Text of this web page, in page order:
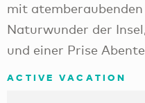
mit
Naturwunder der
und einer Prise
ACTIVE VACATION